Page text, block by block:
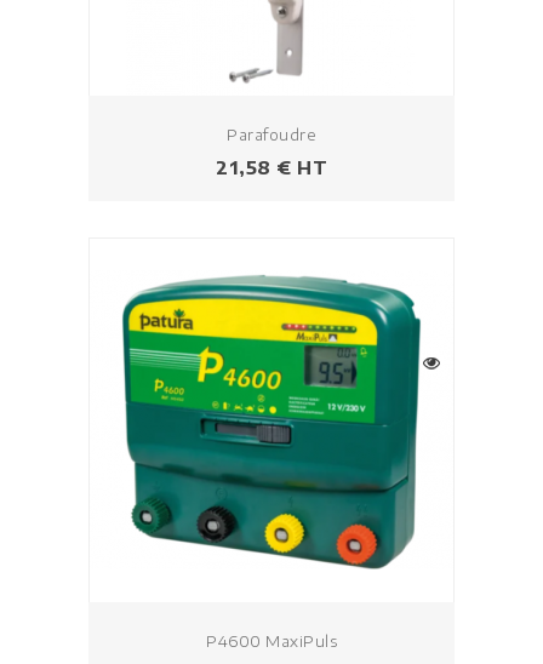
Parafoudre
Prix
21,58 € HT
P4600 MaxiPuls